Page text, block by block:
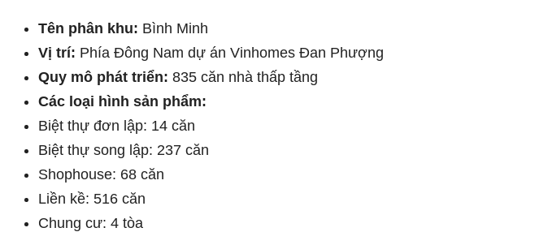
Tên phân khu: Bình Minh
Vị trí: Phía Đông Nam dự án Vinhomes Đan Phượng
Quy mô phát triển: 835 căn nhà thấp tầng
Các loại hình sản phẩm:
Biệt thự đơn lập: 14 căn
Biệt thự song lập: 237 căn
Shophouse: 68 căn
Liền kề: 516 căn
Chung cư: 4 tòa